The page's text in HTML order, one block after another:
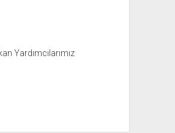
Yardımcılarımız